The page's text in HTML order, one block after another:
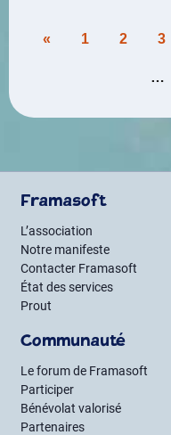
Pagination
publications
« 1 2 3
…
Framasoft
L’association
Notre manifeste
Contacter Framasoft
État des services
Prout
Communauté
Le forum de Framasoft
Participer
Bénévolat valorisé
Partenaires